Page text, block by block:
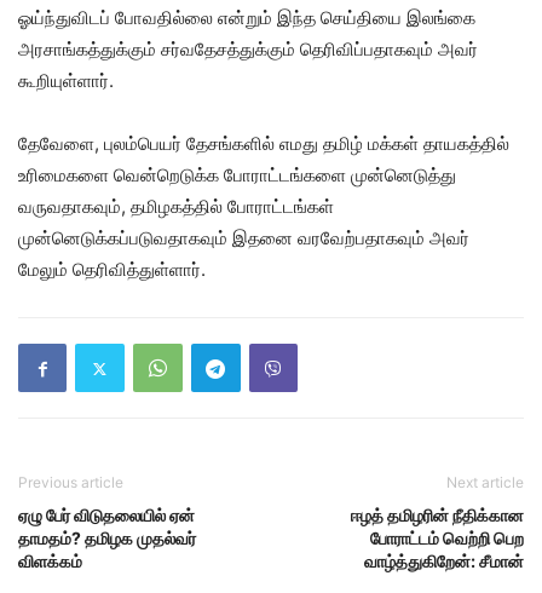
ஓய்ந்துவிடப் போவதில்லை என்றும் இந்த செய்தியை இலங்கை
அரசாங்கத்துக்கும் சர்வதேசத்துக்கும் தெரிவிப்பதாகவும் அவர்
கூறியுள்ளார்.
தேவேளை, புலம்பெயர் தேசங்களில் எமது தமிழ் மக்கள் தாயகத்தில்
உரிமைகளை வென்றெடுக்க போராட்டங்களை முன்னெடுத்து
வருவதாகவும், தமிழகத்தில் போராட்டங்கள்
முன்னெடுக்கப்படுவதாகவும் இதனை வரவேற்பதாகவும் அவர்
மேலும் தெரிவித்துள்ளார்.
Previous article
ஏழு பேர் விடுதலையில் ஏன்
தாமதம்? தமிழக முதல்வர்
விளக்கம்
Next article
ஈழத் தமிழரின் நீதிக்கான
போராட்டம் வெற்றி பெற
வாழ்த்துகிறேன்: சீமான்